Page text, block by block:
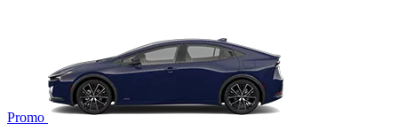
Promo